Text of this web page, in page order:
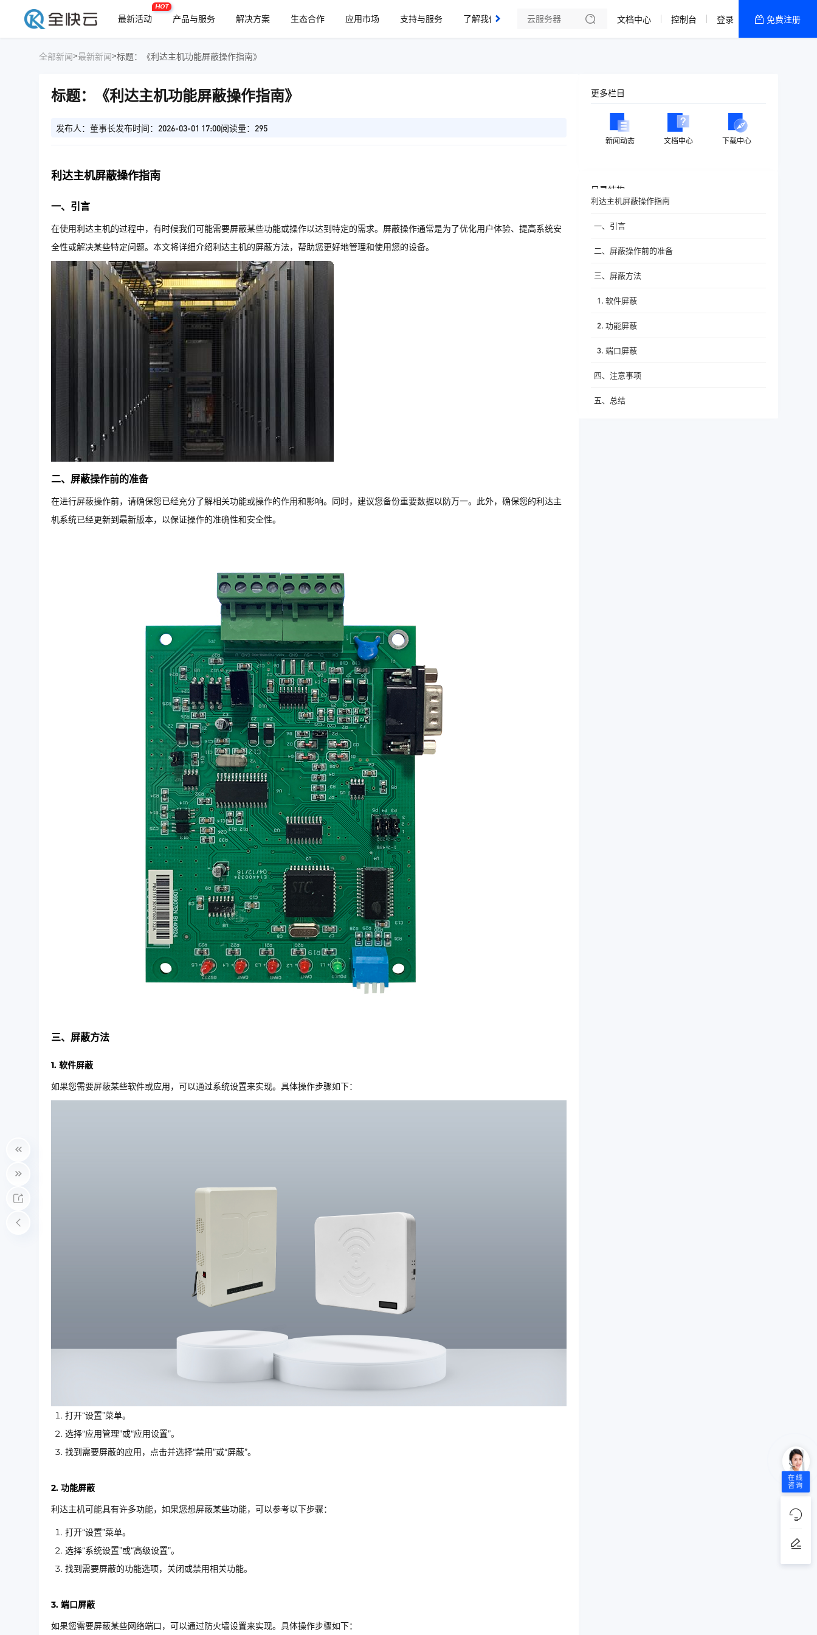
最新活动
HOT
产品与服务 解决方案 生态合作 应用市场 支持与服务
了解我们
文档中心 控制台 登录 免费注册
全部新闻>最新新闻>标题：《利达主机功能屏蔽操作指南》
标题：《利达主机功能屏蔽操作指南》
发布人：董事长发布时间：2026-03-01 17:00阅读量：295
利达主机屏蔽操作指南
一、引言
在使用利达主机的过程中，有时候我们可能需要屏蔽某些功能或操作以达到特定的需求。屏蔽操作通常是为了优化用户体验、提高系统安
全性或解决某些特定问题。本文将详细介绍利达主机的屏蔽方法，帮助您更好地管理和使用您的设备。
二、屏蔽操作前的准备
在进行屏蔽操作前，请确保您已经充分了解相关功能或操作的作用和影响。同时，建议您备份重要数据以防万一。此外，确保您的利达主
机系统已经更新到最新版本，以保证操作的准确性和安全性。
三、屏蔽方法
1. 软件屏蔽
如果您需要屏蔽某些软件或应用，可以通过系统设置来实现。具体操作步骤如下：
打开“设置”菜单。
选择“应用管理”或“应用设置”。
找到需要屏蔽的应用，点击并选择“禁用”或“屏蔽”。
2. 功能屏蔽
利达主机可能具有许多功能，如果您想屏蔽某些功能，可以参考以下步骤：
打开“设置”菜单。
选择“系统设置”或“高级设置”。
找到需要屏蔽的功能选项，关闭或禁用相关功能。
3. 端口屏蔽
如果您需要屏蔽某些网络端口，可以通过防火墙设置来实现。具体操作步骤如下：
更多栏目
新闻动态 文档中心 下载中心
目录结构
利达主机屏蔽操作指南
一、引言
二、屏蔽操作前的准备
三、屏蔽方法
1. 软件屏蔽
2. 功能屏蔽
3. 端口屏蔽
四、注意事项
五、总结
在线
咨询